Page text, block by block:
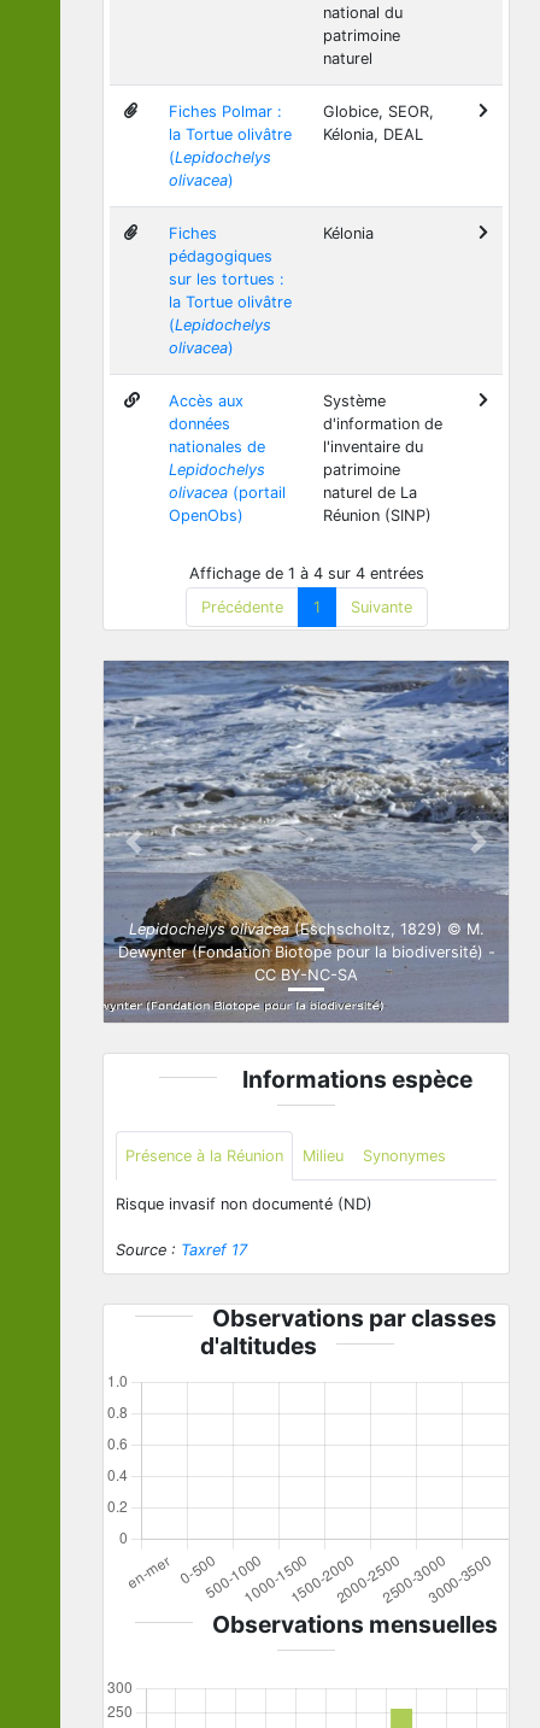
national du
patrimoine
naturel
Fiches Polmar :
la Tortue olivâtre
(Lepidochelys
olivacea)
Globice, SEOR,
Kélonia, DEAL
Fiches
pédagogiques
sur les tortues :
la Tortue olivâtre
(Lepidochelys
olivacea)
Kélonia
Accès aux
données
nationales de
Lepidochelys
olivacea (portail
OpenObs)
Système
d'information de
l'inventaire du
patrimoine
naturel de La
Réunion (SINP)
Affichage de 1 à 4 sur 4 entrées
Précédente
1 Suivante
Lepidochelys olivacea(Eschscholtz, 1829) © M.
Dewynter (Fondation Biotope pour la biodiversité) -
CC BY-NC-SA
Previous Next
Informations espèce
Présence à la Réunion Milieu Synonymes
Risque invasif non documenté (ND)
Source : Taxref 17
Observations par classes
d'altitudes
Observations mensuelles